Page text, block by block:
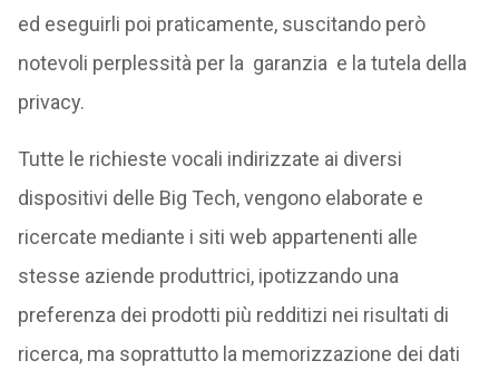
ed eseguirli poi praticamente, suscitando però
notevoli perplessità per la garanzia e la tutela della
privacy.
Tutte le richieste vocali indirizzate ai diversi
dispositivi delle Big Tech, vengono elaborate e
ricercate mediante i siti web appartenenti alle
stesse aziende produttrici, ipotizzando una
preferenza dei prodotti più redditizi nei risultati di
ricerca, ma soprattutto la memorizzazione dei dati